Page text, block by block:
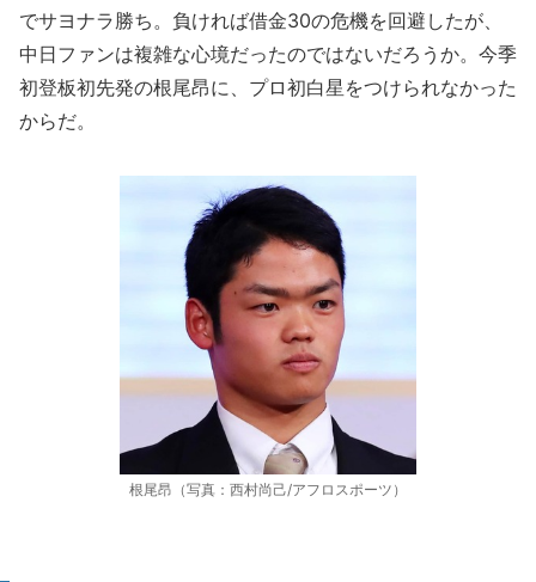
でサヨナラ勝ち。負ければ借金30の危機を回避したが、
中日ファンは複雑な心境だったのではないだろうか。今季
初登板初先発の根尾昂に、プロ初白星をつけられなかった
からだ。
根尾昂（写真：西村尚己/アフロスポーツ）